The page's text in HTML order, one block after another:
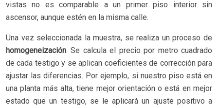
vistas no es comparable a un primer piso interior sin
ascensor, aunque estén en la misma calle.
Una vez seleccionada la muestra, se realiza un proceso de
homogeneización. Se calcula el precio por metro cuadrado
de cada testigo y se aplican coeficientes de corrección para
ajustar las diferencias. Por ejemplo, si nuestro piso está en
una planta más alta, tiene mejor orientación o está en mejor
estado que un testigo, se le aplicará un ajuste positivo a